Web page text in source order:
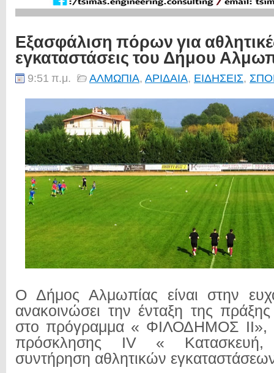
Εξασφάλιση πόρων για
εγκαταστάσεις του Δήμου
9:51 π.μ. ΑΛΜΩΠΙΑ, ΑΡΙΔΑΙΑ, ΕΙΔΗΣΕΙΣ,
Ο Δήμος Αλμωπίας είναι στην
ανακοινώσει την ένταξη της
στο πρόγραμμα « ΦΙΛΟΔΗΜΟΣ ΙΙ»,
πρόσκλησης ΙV « Κατασκευή,
συντήρηση αθλητικών